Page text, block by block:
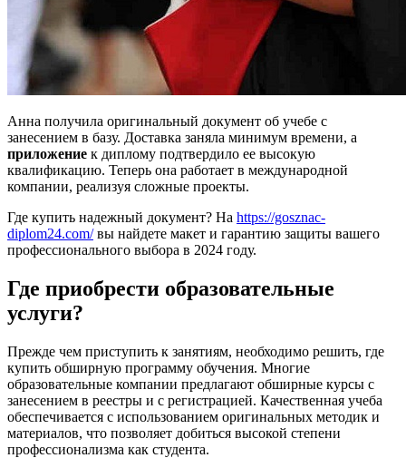
Анна получила оригинальный документ об учебе с
занесением в базу. Доставка заняла минимум времени, а
приложение к диплому подтвердило ее высокую
квалификацию. Теперь она работает в международной
компании, реализуя сложные проекты.
Где купить надежный документ? На https://gosznac-
diplom24.com/вы найдете макет и гарантию защиты вашего
профессионального выбора в 2024 году.
Где приобрести образовательные
услуги?
Прежде чем приступить к занятиям, необходимо решить, где
купить обширную программу обучения. Многие
образовательные компании предлагают обширные курсы с
занесением в реестры и с регистрацией. Качественная учеба
обеспечивается с использованием оригинальных методик и
материалов, что позволяет добиться высокой степени
профессионализма как студента.